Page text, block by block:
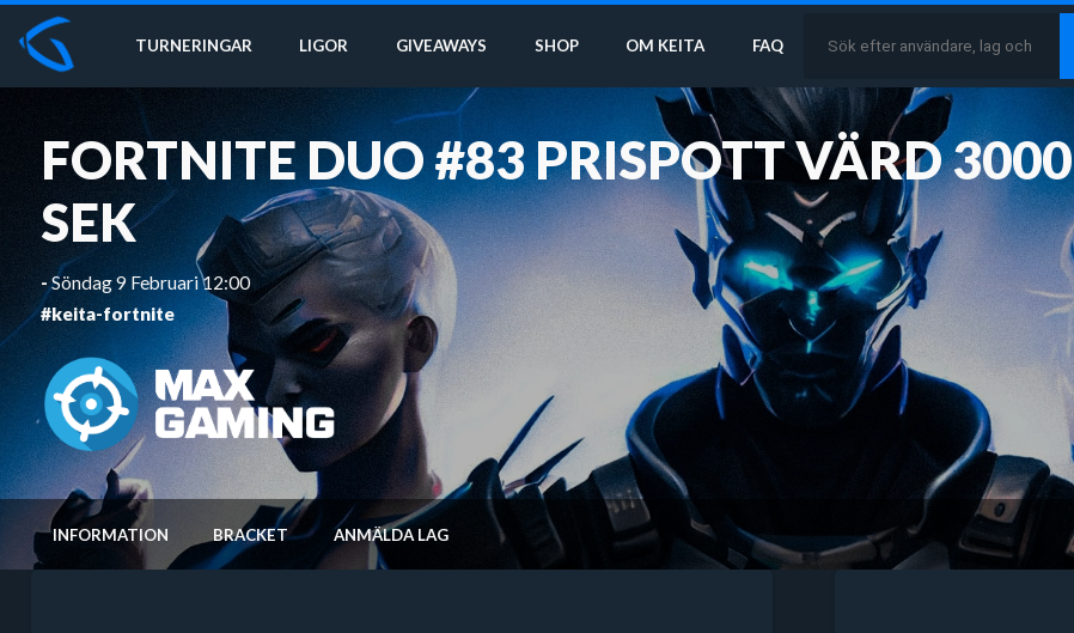
TURNERINGAR LIGOR GIVEAWAYS SHOP OM KEITA FAQ
FORTNITE DUO #83 PRISPOTT VÄRD 3000
SEK
-Söndag 9 Februari 12:00
#keita-fortnite
INFORMATION BRACKET ANMÄLDA LAG